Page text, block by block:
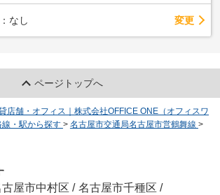
なし 変更
ページトップへ
店舗・オフィス｜株式会社OFFICE ONE（オフィスワ
・駅から探す > 名古屋市交通局名古屋市営鶴舞線 >
古屋市中村区 / 名古屋市千種区 /